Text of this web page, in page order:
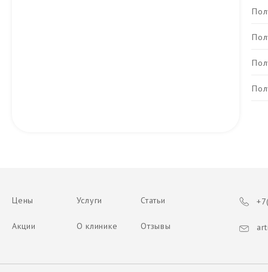
Цены Услуги Статьи
Акции О клинике Отзывы